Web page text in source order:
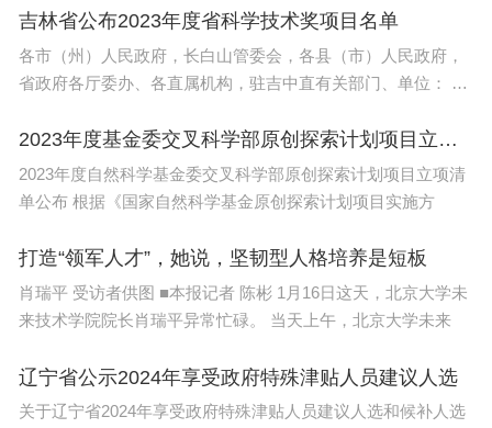
这种对黑人女性的歧视在学术界持续且普遍存在。凯西娅·托马
斯（Kecia Thomas）博士曾写过一篇名为《从宠物到威胁》
（Pet to Threat）的文章，剖析了一种现象：黑人女性在工作中
一开始会受到欢迎，但随着时间推移，她们会被同事视为一种
威胁。
对其能力的怀疑，较低的教学评价，对娱乐性的期望，过重的
服务期望，以及较少的晋升机会”。与此同时，论文作者还强
调，黑人女性在教职员和行政职位中的比例都很低。
美国霍华德大学历史学助理教授阿什利·罗伯逊·普雷斯顿（Ashl
领导采取具体措施，保护非裔女性学者的心理健康，希望各个
机构可以确保教职员和管理者在面临危机时能够获得及时的心
理帮助。
“我们不想让贝利成为一个失去意义的名字，希望贝利的去世可
吉林省公布2023年度省科学技术奖项目名单
各市（州）人民政府，长白山管委会，各县（市）人民政府，
省政府各厅委办、各直属机构，驻吉中直有关部门、单位： 为
2023年度基金委交叉科学部原创探索计划项目立项清单公布
2023年度自然科学基金委交叉科学部原创探索计划项目立项清
单公布 根据《国家自然科学基金原创探索计划项目实施方
打造“领军人才”，她说，坚韧型人格培养是短板
肖瑞平 受访者供图 ■本报记者 陈彬 1月16日这天，北京大学未
来技术学院院长肖瑞平异常忙碌。 当天上午，北京大学未来
辽宁省公示2024年享受政府特殊津贴人员建议人选
关于辽宁省2024年享受政府特殊津贴人员建议人选和候补人选